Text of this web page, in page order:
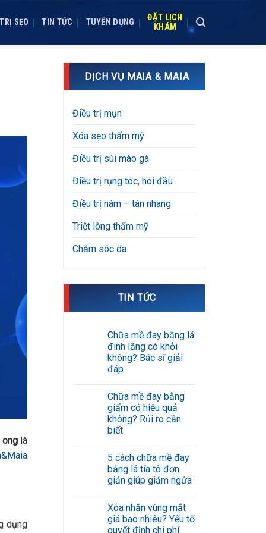
TRỊ SẸO TIN TỨC TUYỂN DỤNG
ĐẶT LỊCH
KHÁM
ong là
dụng
DỊCH VỤ MAIA & MAIA
Điều trị mụn
Xóa sẹo thẩm mỹ
Điều trị sùi mào gà
Điều trị rụng tóc, hói đầu
Điều trị nám – tàn nhang
Triệt lông thẩm mỹ
Chăm sóc da
TIN TỨC
Chữa mề đay bằng lá
đinh lăng có khỏi
không? Bác sĩ giải
đáp
bình
luận
ở
Chữa
mề
đay
đinh
lăng
có
khỏi
sĩ
giải
đáp
Chữa mề đay bằng
giấm có hiệu quả
không? Rủi ro cần
biết
bình
luận
ở
Chữa
bằng
giấm
có
hiệu
5 cách chữa mề đay
bằng lá tía tô đơn
giản giúp giảm ngứa
bình
luận
ở
Xóa nhăn vùng mắt
giá bao nhiêu? Yếu tố
quyết định chi phí